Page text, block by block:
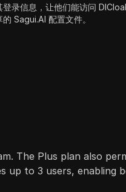
录信息，让他们能访问
Sagui.AI 配置文件。
The Plus plan also
up to 3 users, enabling